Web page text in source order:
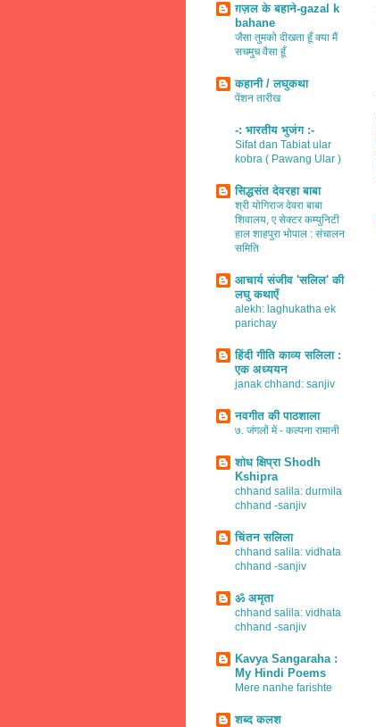
ग़ज़ल के बहाने-gazal k
bahane
जैसा तुमको दीखता हूँ क्या मैं
सचमुच वैसा हूँ
कहानी / लघुकथा
पेंशन तारीख
-: भारतीय भुजंग :-
Sifat dan Tabiat ular
kobra ( Pawang Ular )
सिद्धसंत देवरहा बाबा
श्री योगिराज देवरा बाबा
शिवालय, ए सेक्टर कम्युनिटी
हाल शाहपुरा भोपाल : संचालन
समिति
आचार्य संजीव 'सलिल' की
लघु कथाएँ
alekh: laghukatha ek
parichay
हिंदी गीति काव्य सलिला :
एक अध्ययन
janak chhand: sanjiv
नवगीत की पाठशाला
७. जंगलों में - कल्पना रामानी
शोध क्षिप्रा Shodh
Kshipra
chhand salila: durmila
chhand -sanjiv
चिंतन सलिला
chhand salila: vidhata
chhand -sanjiv
ॐ अमृता
chhand salila: vidhata
chhand -sanjiv
Kavya Sangaraha :
My Hindi Poems
Mere nanhe farishte
शब्द कलश